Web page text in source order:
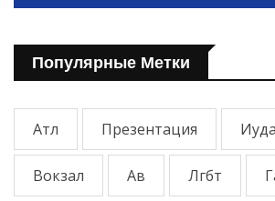
Популярные Метки
Атл Презентация
Вокзал Ав Лгбт